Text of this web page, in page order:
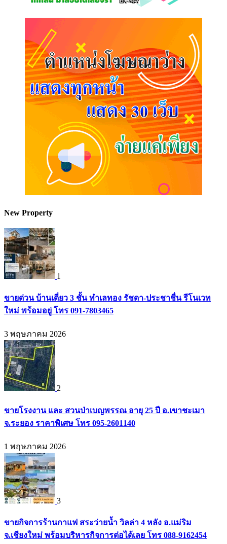
New Property
1
ขายด่วน บ้านเดี่ยว 3 ชั้น ทำเลทอง รัชดา-ประชาชื่น รีโนเวท
ใหม่ พร้อมอยู่ โทร 091-7803465
3 พฤษภาคม 2026
2
ขายโรงงาน และ สวนป่าเบญพรรณ อายุ 25 ปี อ.เขาชะเมา
จ.ระยอง ราคาพิเศษ โทร 095-2601140
1 พฤษภาคม 2026
3
ขายกิจการร้านกาแฟ สระว่ายน้ำ วิลล่า 4 หลัง อ.แม่ริม
จ.เชียงใหม่ พร้อมบริหารกิจการต่อได้เลย โทร 088-9162454